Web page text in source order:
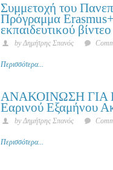
Συμμετοχή του
Πρόγραμμα
εκπαιδευτικού βίντεο
by Δημήτρης Σπανός
Περισσότερα...
ΑΝΑΚΟΙΝΩΣΗ ΓΙΑ
Εαρινού Εξαμήνου
by Δημήτρης Σπανός
Περισσότερα...